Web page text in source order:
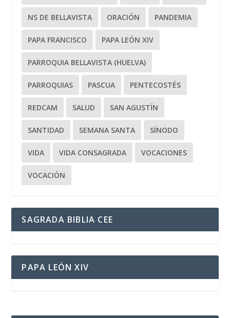
NS DE BELLAVISTA ORACIÓN PANDEMIA
PAPA FRANCISCO PAPA LEÓN XIV
PARROQUIA BELLAVISTA (HUELVA)
PARROQUIAS PASCUA PENTECOSTÉS
REDCAM SALUD SAN AGUSTÍN
SANTIDAD SEMANA SANTA SÍNODO
VIDA VIDA CONSAGRADA VOCACIONES
VOCACIÓN
SAGRADA BIBLIA CEE
PAPA LEÓN XIV